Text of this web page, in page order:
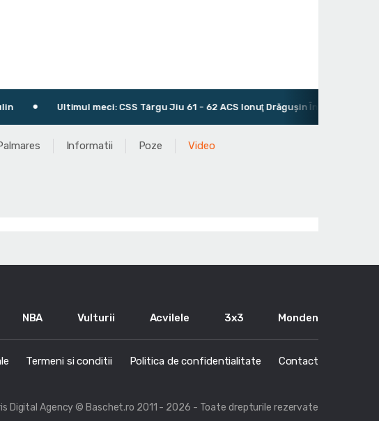
Ultimul meci: CSS Târgu Jiu 61 - 62 ACS Ionuţ Drăguşin Îngerii Băniei
Informatii Poze Video
NBA Vulturii Acvilele 3x3 Monden
Termeni si conditii Politica de confidentialitate Contact
Digital Agency© Baschet.ro 2011 - 2026 - Toate drepturile rezervate